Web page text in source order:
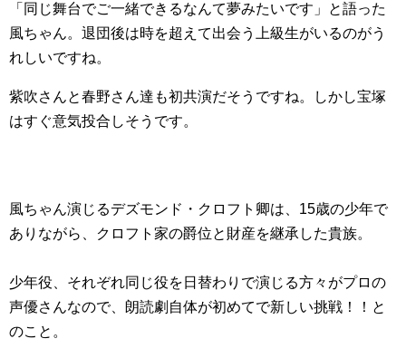
「同じ舞台でご一緒できるなんて夢みたいです」と語った
風ちゃん。退団後は時を超えて出会う上級生がいるのがう
れしいですね。
紫吹さんと春野さん達も初共演だそうですね。しかし宝塚
はすぐ意気投合しそうです。
風ちゃん演じるデズモンド・クロフト卿は、15歳の少年で
ありながら、クロフト家の爵位と財産を継承した貴族。
少年役、それぞれ同じ役を日替わりで演じる方々がプロの
声優さんなので、朗読劇自体が初めてで新しい挑戦！！と
のこと。